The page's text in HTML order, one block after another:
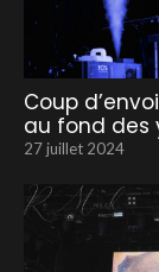
Coup
au fond des
27 juillet 2024